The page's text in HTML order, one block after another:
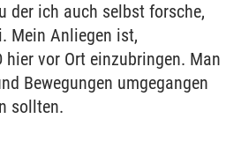
der ich auch selbst forsche,
Mein Anliegen ist,
vor Ort einzubringen. Man
Bewegungen umgegangen
sollten.